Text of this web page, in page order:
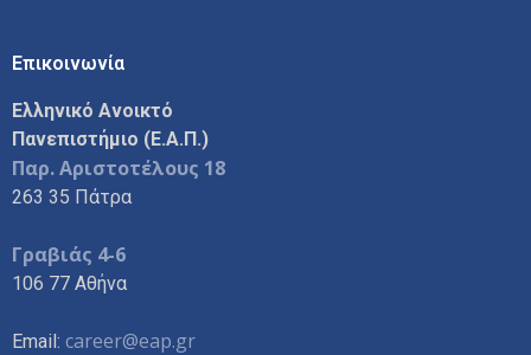
Επικοινωνία
Ελληνικό Ανοικτό
Πανεπιστήμιο (Ε.Α.Π.)
Παρ. Αριστοτέλους 18
263 35 Πάτρα
Γραβιάς 4-6
106 77 Αθήνα
Email: career@eap.gr